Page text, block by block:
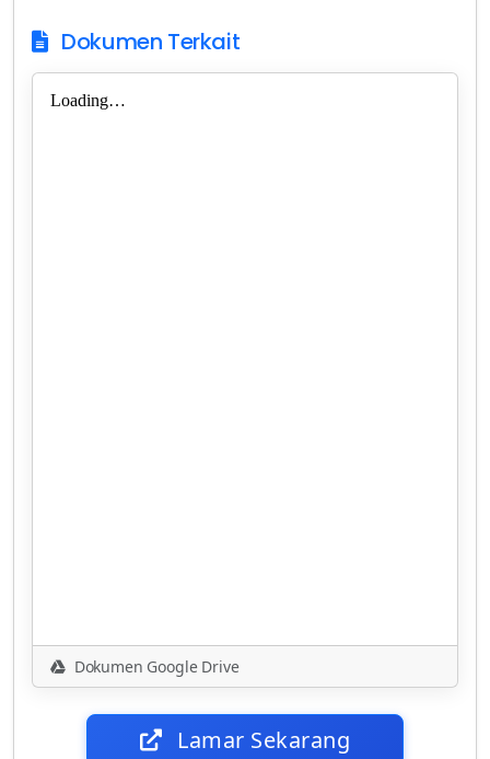
Dokumen Terkait
Dokumen Google Drive
Lamar Sekarang